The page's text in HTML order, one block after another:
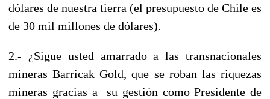
dólares de nuestra tierra (el presupuesto de Chile es
de 30 mil millones de dólares).
2.- ¿Sigue usted amarrado a las transnacionales
mineras Barricak Gold, que se roban las riquezas
mineras gracias a su gestión como Presidente de